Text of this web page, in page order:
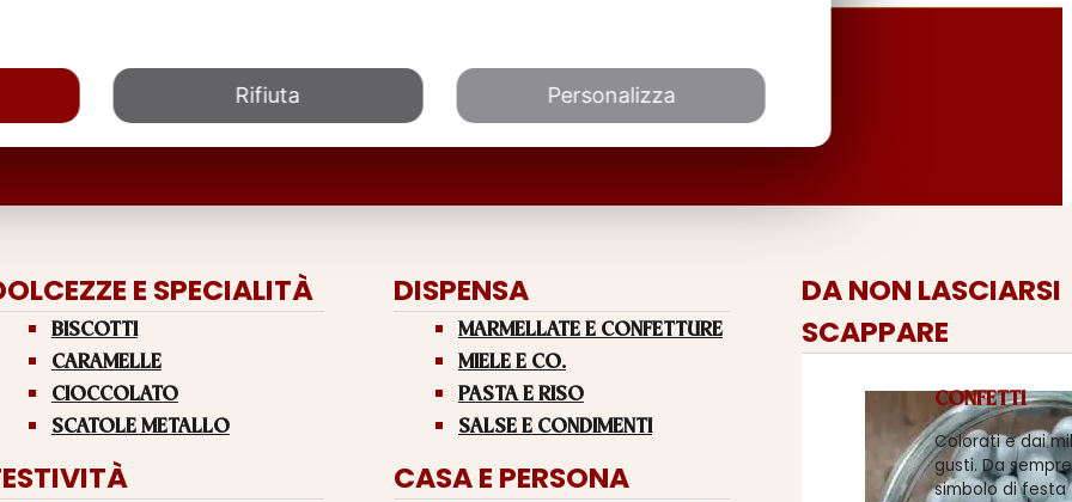
E SPECIALITÀ
BISCOTTI
CARAMELLE
CIOCCOLATO
SCATOLE METALLO
DISPENSA
MARMELLATE E CONFETTURE
MIELE E CO.
PASTA E RISO
SALSE E CONDIMENTI
CASA E PERSONA
DA NON LASCIARSI
SCAPPARE
CONFETTI
Colorati e dai
gusti. Da sempre
simbolo di festa
Rifiuta Personalizza